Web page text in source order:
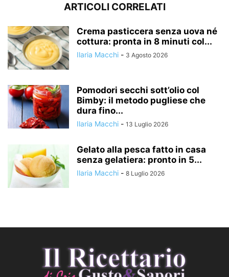
ARTICOLI CORRELATI
Crema pasticcera senza uova né
cottura: pronta in 8 minuti col...
Ilaria Macchi - 3 Agosto 2026
Pomodori secchi sott’olio col
Bimby: il metodo pugliese che
dura fino...
Ilaria Macchi - 13 Luglio 2026
Gelato alla pesca fatto in casa
senza gelatiera: pronto in 5...
Ilaria Macchi - 8 Luglio 2026